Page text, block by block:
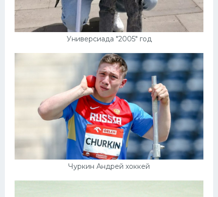
Универсиада "2005" год
Чуркин Андрей хоккей